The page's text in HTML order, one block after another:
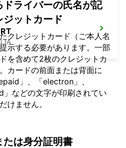
ドライバーの氏名が記
ットカード
クレジットカード（ご本人名
示する必要があります。一部
を含めて2枚のクレジットカ
カードの前面または背面に
」、「electron」、
」などの文字が印刷されてい
けません。
たは身分証明書